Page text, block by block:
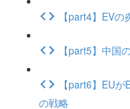
【part4】EV
【part5】中国
【part6】EU
の戦略